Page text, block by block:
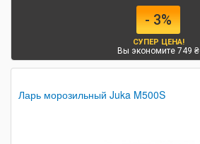
- 3%
СУПЕР ЦЕНА!
Вы экономите 749 ₴
Ларь морозильный Juka M500S